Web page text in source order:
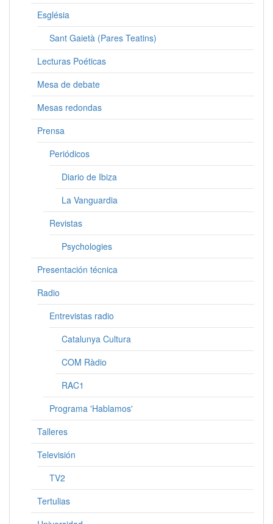
Església
Sant Gaietà (Pares Teatins)
Lecturas Poéticas
Mesa de debate
Mesas redondas
Prensa
Periódicos
Diario de Ibiza
La Vanguardia
Revistas
Psychologies
Presentación técnica
Radio
Entrevistas radio
Catalunya Cultura
COM Ràdio
RAC1
Programa 'Hablamos'
Talleres
Televisión
TV2
Tertulias